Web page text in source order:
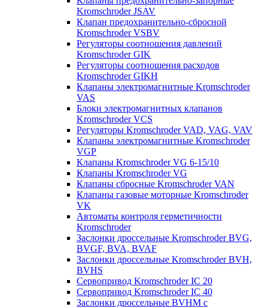
Kromschroder JSAV
Клапан предохранительно-сбросной
Kromschroder VSBV
Регуляторы соотношения давлений
Kromschroder GIK
Регуляторы соотношения расходов
Kromschroder GIKH
Клапаны электромагнитные Kromschroder
VAS
Блоки электромагнитных клапанов
Kromschroder VCS
Регуляторы Kromschroder VAD, VAG, VAV
Клапаны электромагнитные Kromschroder
VGP
Клапаны Kromschroder VG 6-15/10
Клапаны Kromschroder VG
Клапаны сбросные Kromschroder VAN
Клапаны газовые моторные Kromschroder
VK
Автоматы контроля герметичности
Kromschroder
Заслонки дроссельные Kromschroder BVG,
BVGF, BVA, BVAF
Заслонки дроссельные Kromschroder BVH,
BVHS
Сервопривод Kromschroder IC 20
Сервопривод Kromschroder IC 40
Заслонки дроссельные BVHM с